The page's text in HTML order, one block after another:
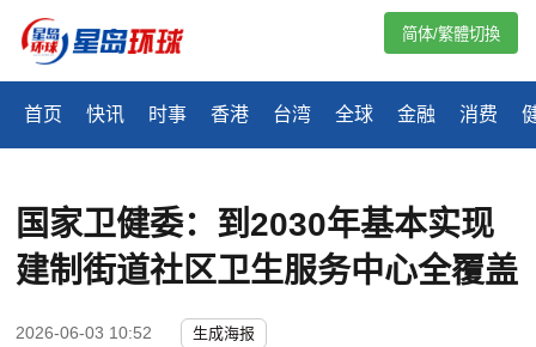
首页 快讯 时事 香港 台湾 全球 金融 消费
简体/繁體切換
国家卫健委：到2030年基本实现
建制街道社区卫生服务中心全覆盖
2026-06-03 10:52 生成海报